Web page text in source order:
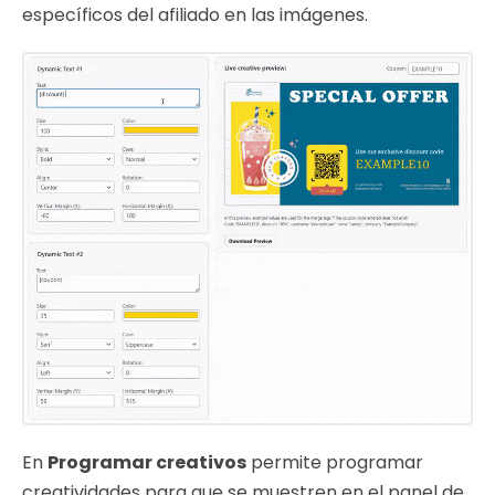
específicos del afiliado en las imágenes.
En Programar creativos permite programar